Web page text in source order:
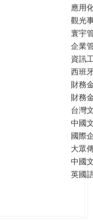
應用
觀光
寰宇
企業
資訊
西班
財務
財務
台灣
中國
國際
大眾
中國
英國